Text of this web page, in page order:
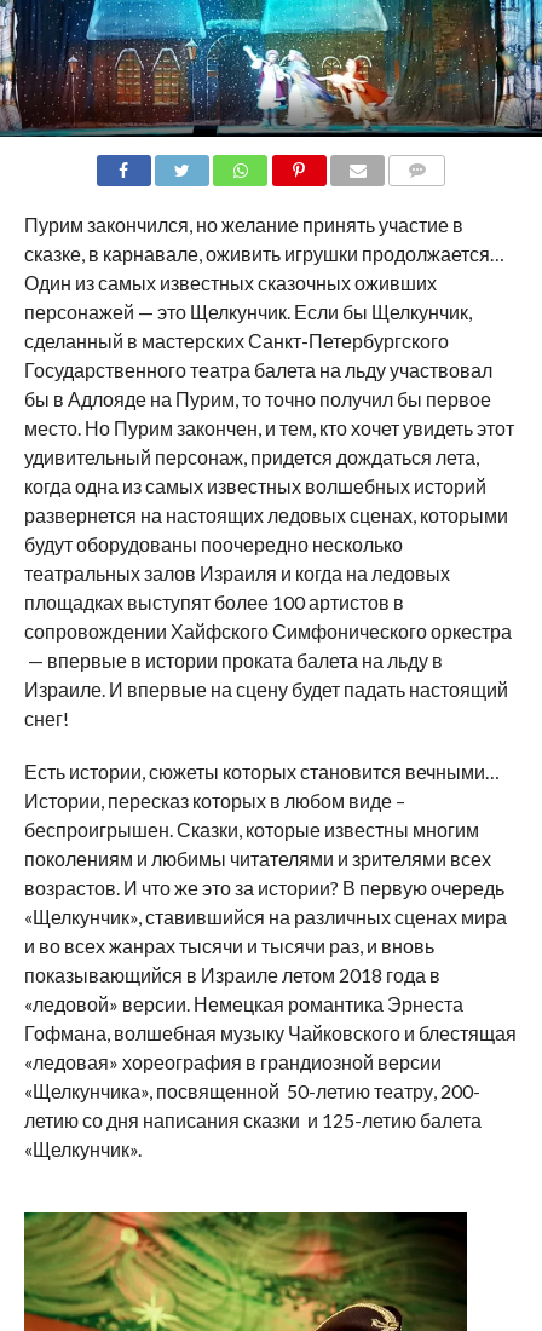
Пурим закончился, но желание принять участие в
сказке, в карнавале, оживить игрушки продолжается…
Один из самых известных сказочных оживших
персонажей — это Щелкунчик. Если бы Щелкунчик,
сделанный в мастерских Санкт-Петербургского
Государственного театра балета на льду участвовал
бы в Адлояде на Пурим, то точно получил бы первое
место. Но Пурим закончен, и тем, кто хочет увидеть этот
удивительный персонаж, придется дождаться лета,
когда одна из самых известных волшебных историй
развернется на настоящих ледовых сценах, которыми
будут оборудованы поочередно несколько
театральных залов Израиля и когда на ледовых
площадках выступят более 100 артистов в
сопровождении Хайфского Симфонического оркестра
— впервые в истории проката балета на льду в
Израиле. И впервые на сцену будет падать настоящий
снег!
Есть истории, сюжеты которых становится вечными…
Истории, пересказ которых в любом виде –
беспроигрышен. Сказки, которые известны многим
поколениям и любимы читателями и зрителями всех
возрастов. И что же это за истории? В первую очередь
«Щелкунчик», ставившийся на различных сценах мира
и во всех жанрах тысячи и тысячи раз, и вновь
показывающийся в Израиле летом 2018 года в
«ледовой» версии. Немецкая романтика Эрнеста
Гофмана, волшебная музыку Чайковского и блестящая
«ледовая» хореография в грандиозной версии
«Щелкунчика», посвященной 50-летию театру, 200-
летию со дня написания сказки и 125-летию балета
«Щелкунчик».